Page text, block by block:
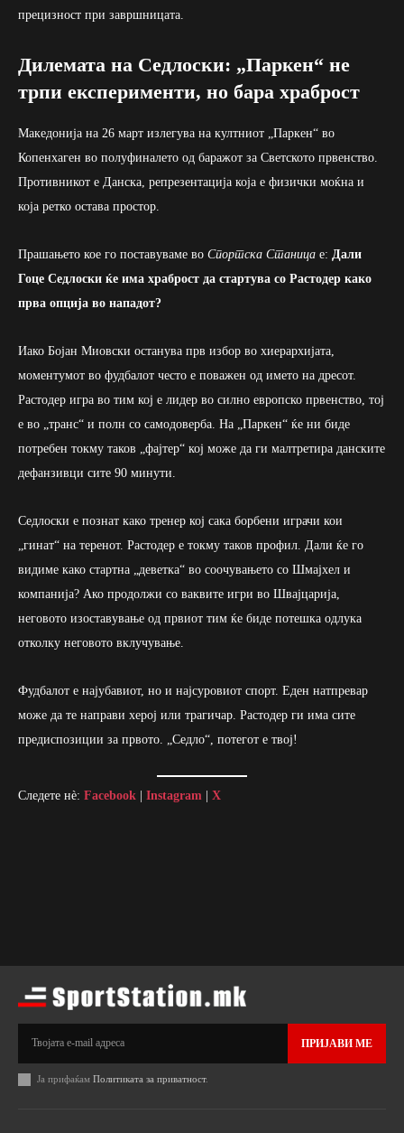
прецизност при завршницата.
Дилемата на Седлоски: „Паркен“ не
трпи експерименти, но бара храброст
Македонија на 26 март излегува на култниот „Паркен“ во
Копенхаген во полуфиналето од баражот за Светското првенство.
Противникот е Данска, репрезентација која е физички моќна и
која ретко остава простор.
Прашањето кое го поставуваме во Спортска Станица е: Дали
Гоце Седлоски ќе има храброст да стартува со Растодер како
прва опција во нападот?
Иако Бојан Миовски останува прв избор во хиерархијата,
моментумот во фудбалот често е поважен од името на дресот.
Растодер игра во тим кој е лидер во силно европско првенство, тој
е во „транс“ и полн со самодоверба. На „Паркен“ ќе ни биде
потребен токму таков „фајтер“ кој може да ги малтретира данските
дефанзивци сите 90 минути.
Седлоски е познат како тренер кој сака борбени играчи кои
„гинат“ на теренот. Растодер е токму таков профил. Дали ќе го
видиме како стартна „деветка“ во соочувањето со Шмајхел и
компанија? Ако продолжи со ваквите игри во Швајцарија,
неговото изоставување од првиот тим ќе биде потешка одлука
отколку неговото вклучување.
Фудбалот е најубавиот, но и најсуровиот спорт. Еден натпревар
може да те направи херој или трагичар. Растодер ги има сите
предиспозиции за првото. „Седло“, потегот е твој!
Следете нè: Facebook | Instagram | X
ПРИЈАВИ МЕ
Ја прифаќам Политиката за приватност.